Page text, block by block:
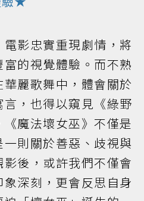
影忠實重現劇情，將
的視覺體驗。而不熟
麗歌舞中，體會關於
，也得以窺見《綠野
魔法壞女巫》不僅是
則關於善惡、歧視與
後，或許我們不僅會
深刻，更會反思自身